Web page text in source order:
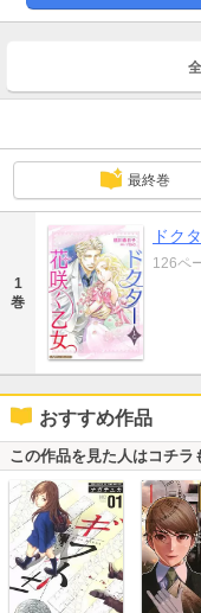
最終巻
1
巻
ドク
126ペ
おすすめ作品
この作品を見た人はコチラ